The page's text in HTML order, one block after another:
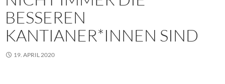
BESSEREN
KANTIANER*INNEN SIND
19. APRIL 2020